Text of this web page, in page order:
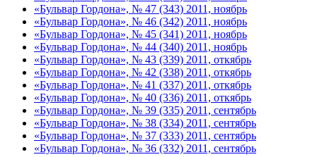
«Бульвар Гордона», № 47 (343) 2011, ноябрь
«Бульвар Гордона», № 46 (342) 2011, ноябрь
«Бульвар Гордона», № 45 (341) 2011, ноябрь
«Бульвар Гордона», № 44 (340) 2011, ноябрь
«Бульвар Гордона», № 43 (339) 2011, откябрь
«Бульвар Гордона», № 42 (338) 2011, откябрь
«Бульвар Гордона», № 41 (337) 2011, откябрь
«Бульвар Гордона», № 40 (336) 2011, откябрь
«Бульвар Гордона», № 39 (335) 2011, сентябрь
«Бульвар Гордона», № 38 (334) 2011, сентябрь
«Бульвар Гордона», № 37 (333) 2011, сентябрь
«Бульвар Гордона», № 36 (332) 2011, сентябрь